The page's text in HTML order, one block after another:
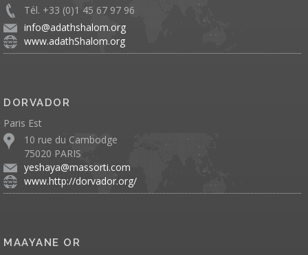
Tél. +33 (0)1 45 67 97 96
info@adathshalom.org
www.adathShalom.org
DORVADOR
Paris Est
10 rue du Cambodge
75020 PARIS
yeshaya@massorti.com
www.http://dorvador.org/
MAAYANE OR